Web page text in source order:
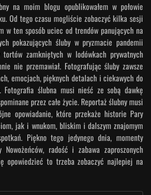
na moim blogu opublikowałem w połowie
Od tego czasu mogliście zobaczyć kilka sesji
w ten sposób uciec od trendów panujących na
pokazujących śluby w pryzmacie pandemii
zamkniętych w lodówkach prywatnych
nie przemawiał. Fotografując śluby zawsze
emocjach, pięknych detalach i ciekawych do
Fotografia ślubna musi nieść ze sobą dawkę
przez całe życie. Reportaż ślubny musi
opowiadanie, które przekaże historie Pary
jak i wnukom, bliskim i dalszym znajomym
Piękno tego jedynego dnia, momenty
Nowożeńców, radość i zabawa zaproszonych
opowiedzieć to trzeba zobaczyć najlepiej na